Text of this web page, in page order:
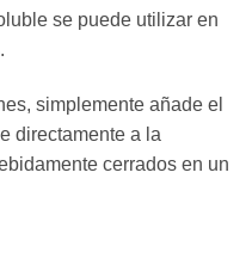
se puede utilizar en
simplemente añade el
directamente a la
cerrados en un